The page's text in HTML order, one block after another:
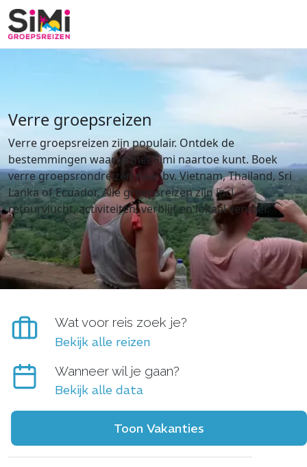
Verre groepsreizen
Verre groepsreizen zijn populair. Ontdek de
bestemmingen waar je met Simi naartoe kunt. Boek
verre groepsrondreizen naar bv. Vietnam, Thailand, Sri
Lanka of Ecuador. Alle groepsreizen zijn incl.
retourvlucht, activiteiten, verblijf en lokaal vervoer.
Wat voor reis zoek je?
Bekijk alle reizen
Wanneer wil je gaan?
Bekijk alle data
Toon Vakanties